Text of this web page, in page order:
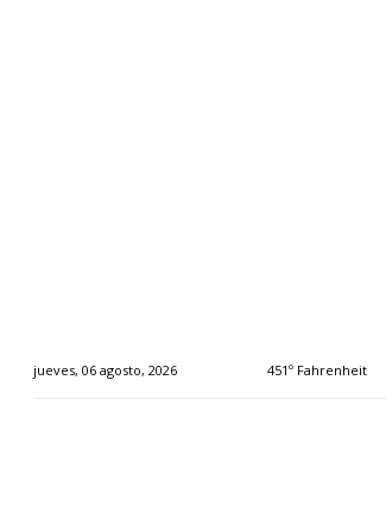
jueves, 06 agosto, 2026 451º Fahrenheit